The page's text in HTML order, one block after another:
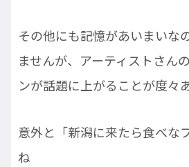
その他にも記憶があいまいな
ませんが、アーティストさん
ンが話題に上がることが度々
意外と「新潟に来たら食べな
ね